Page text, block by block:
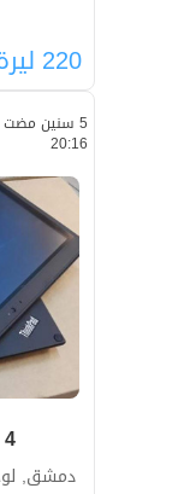
220
5 سنين مضت
20:16
دمشق,